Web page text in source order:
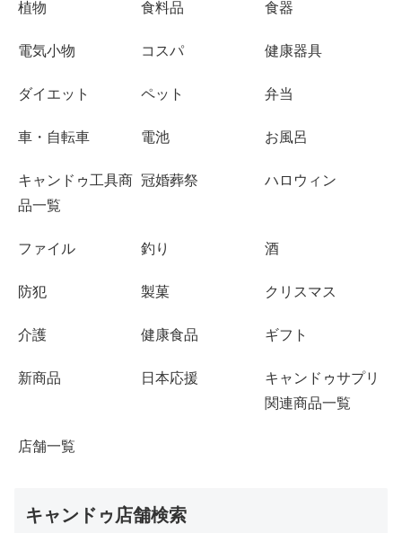
植物 食料品 食器
電気小物 コスパ 健康器具
ダイエット ペット 弁当
車・自転車 電池 お風呂
キャンドゥ工具商
品一覧
冠婚葬祭 ハロウィン
ファイル 釣り 酒
防犯 製菓 クリスマス
介護 健康食品 ギフト
新商品 日本応援
キャンドゥサプリ
関連商品一覧
店舗一覧
キャンドゥ店舗検索